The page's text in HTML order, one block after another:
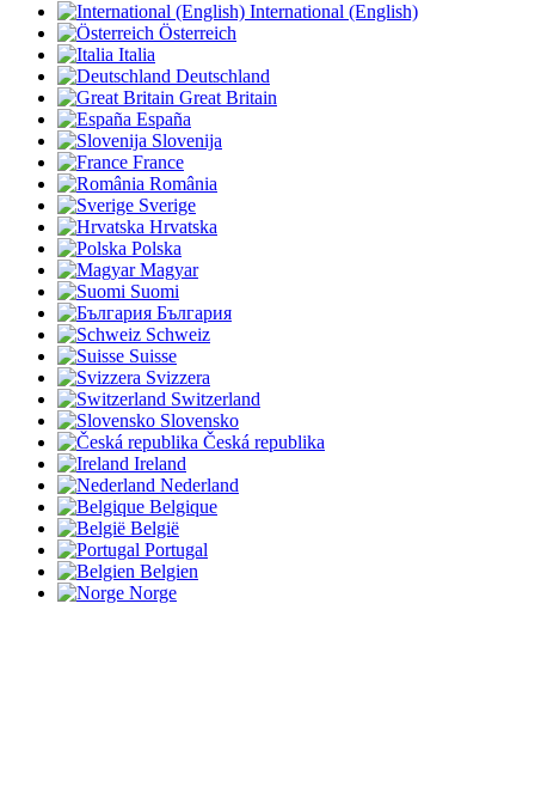
International (English)
Österreich
Italia
Deutschland
Great Britain
España
Slovenija
France
România
Sverige
Hrvatska
Polska
Magyar
Suomi
България
Schweiz
Suisse
Svizzera
Switzerland
Slovensko
Česká republika
Ireland
Nederland
Belgique
België
Portugal
Belgien
Norge